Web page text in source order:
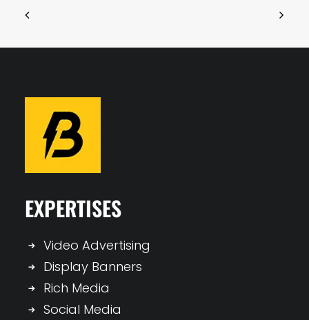
EXPERTISES
Video Advertising
Display Banners
Rich Media
Social Media